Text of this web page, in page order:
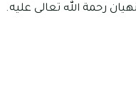
رحمة الله تعالى عليه.